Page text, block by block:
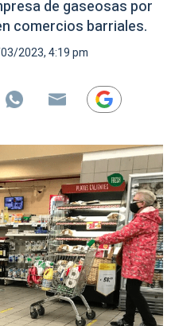
de gaseosas por
comercios barriales.
2023, 4:19 pm